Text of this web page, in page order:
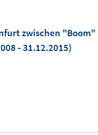
zwischen
- 31.12.2015)